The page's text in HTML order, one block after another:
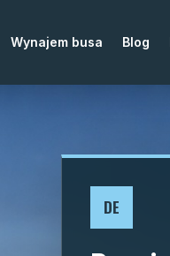
Wynajem busa Blog
DE